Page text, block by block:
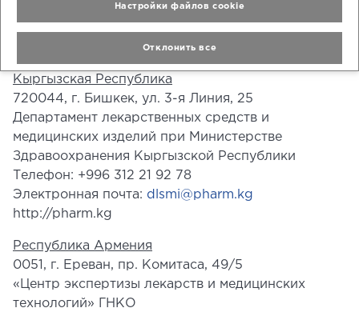
Телефон: +375 17 242 00 29
https://www.rceth.by
Кыргызская Республика
720044, г. Бишкек, ул. 3-я Линия, 25
Департамент лекарственных средств и
медицинских изделий при Министерстве
Здравоохранения Кыргызской Республики
Телефон: +996 312 21 92 78
Электронная почта: dlsmi@pharm.kg
http://pharm.kg
Республика Армения
0051, г. Ереван, пр. Комитаса, 49/5
«Центр экспертизы лекарств и медицинских
технологий» ГНКО
Настройки файлов cookie
Отклонить все